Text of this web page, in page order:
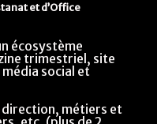
et d’Office
écosystème
trimestriel, site
social et
métiers et